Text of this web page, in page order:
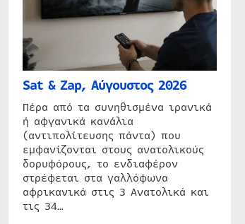
Sat & Zap, Αύγουστος 2026
Πέρα από τα συνηθισμένα ιρανικά
ή αφγανικά κανάλια
(αντιπολίτευσης πάντα) που
εμφανίζονται στους ανατολικούς
δορυφόρους, το ενδιαφέρον
στρέφεται στα γαλλόφωνα
αφρικανικά στις 3 Ανατολικά και
τις 34…